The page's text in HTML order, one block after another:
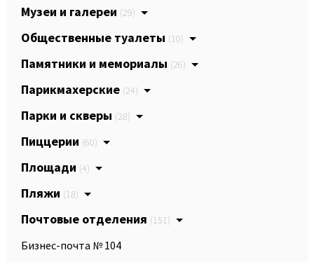
Музеи и галереи (29)
Общественные туалеты (10)
Памятники и мемориалы (26)
Парикмахерские (24)
Парки и скверы (28)
Пиццерии (60)
Площади (4)
Пляжи (18)
Почтовые отделения (151)
Бизнес-почта № 104